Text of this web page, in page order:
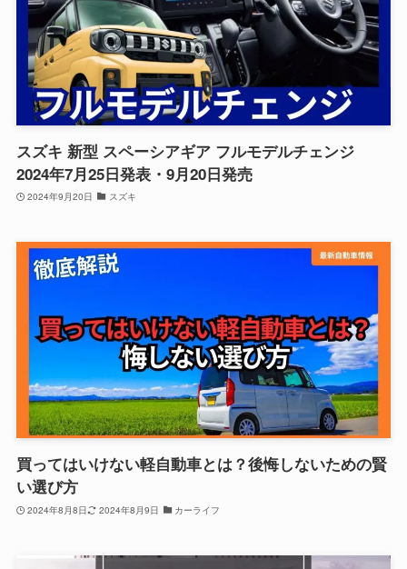
スズキ 新型 スペーシアギア フルモデルチェンジ
2024年7月25日発表・9月20日発売
2024年9月20日 スズキ
買ってはいけない軽自動車とは？後悔しないための賢
い選び方
2024年8月8日 2024年8月9日 カーライフ